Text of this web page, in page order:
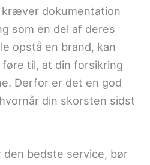
dokumentation
som en del af deres
opstå en brand, kan
til, at din forsikring
Derfor er det en god
din skorsten sidst
den bedste service, bør